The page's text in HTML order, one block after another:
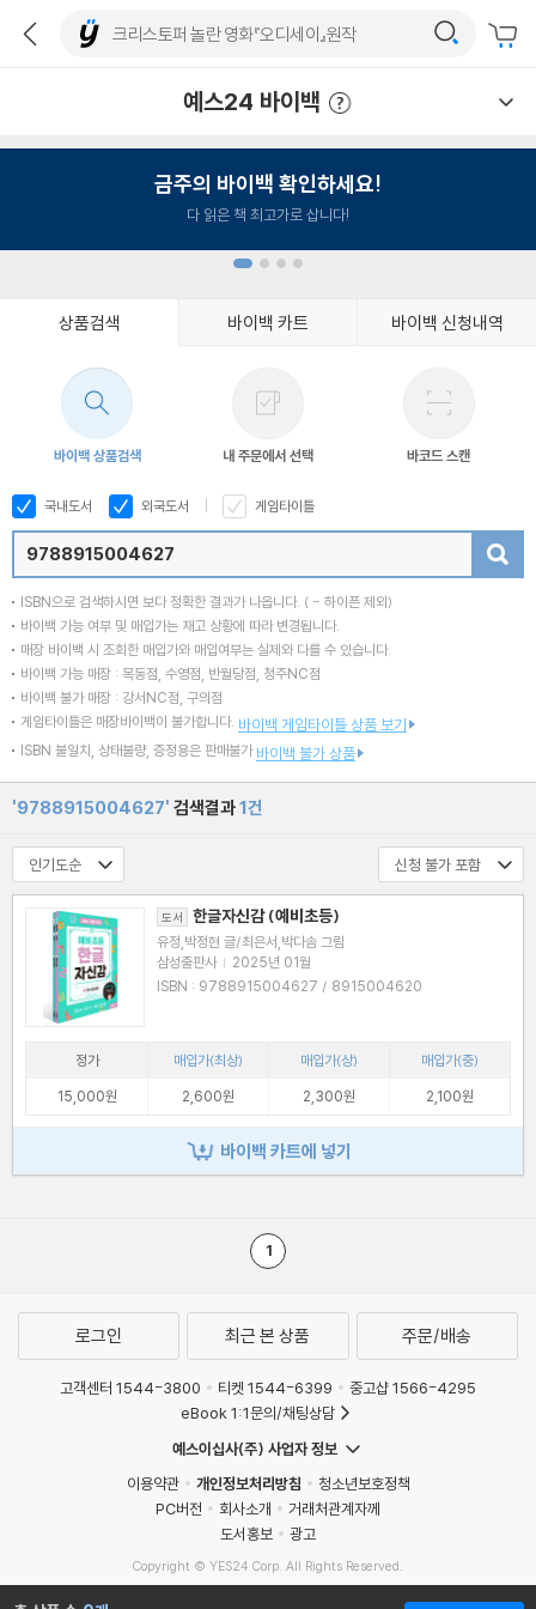
예스24 바이백
금주의 바이백 확인하세요!
다 읽은 책 최고가로 삽니다!
상품검색 바이백 카트 바이백 신청내역
바이백 상품검색 내 주문에서 선택 바코드 스캔
국내도서 외국도서 게임타이틀
ISBN으로 검색하시면 보다 정확한 결과가 나옵니다. ( - 하이픈 제외)
바이백 가능 여부 및 매입가는 재고 상황에 따라 변경됩니다.
매장 바이백 시 조회한 매입가와 매입여부는 실제와 다를 수 있습니다.
바이백 가능 매장 : 목동점, 수영점, 반월당점, 청주NC점
바이백 불가 매장 : 강서NC점, 구의점
게임타이틀은 매장바이백이 불가합니다. 바이백 게임타이틀 상품 보기
ISBN 불일치, 상태불량, 증정용은 판매불가 바이백 불가 상품
'9788915004627' 검색결과1건
도서 한글자신감 (예비초등)
유정,박정현 글/최은서,박다솜 그림
삼성출판사 | 2025년 01월
ISBN : 9788915004627 / 8915004620
정가 매입가(최상) 매입가(상)
매입가(중)
15,000원
2,600원 2,300원 2,100원
바이백 카트에 넣기
1
로그인 최근 본 상품 주문/배송
고객센터 1544-3800 티켓 1544-6399
중고샵 1566-4295
eBook 1:1문의/채팅상담
예스이십사(주) 사업자 정보
이용약관
개인정보처리방침
청소년보호정책
PC버전
회사소개
거래처관계자께
도서홍보
광고
Copyright © YES24 Corp. All Rights Reserved.
MATOM13